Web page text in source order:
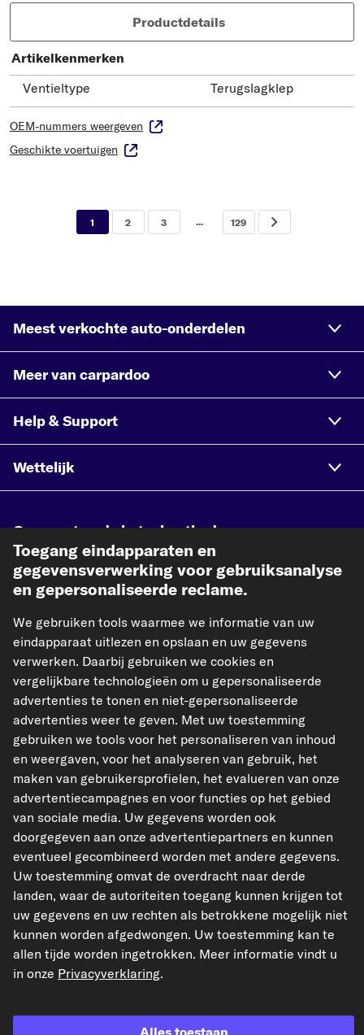
Productdetails
Artikelkenmerken
Ventieltype
Terugslagklep
OEM-nummers weergeven
Geschikte voertuigen
1 2 3 ... 129
Meest verkochte auto-onderdelen
Meer van carpardoo
Help & Support
Wettelijk
Geaccepteerde betaalmethodes
Betaling vooraf
Onze verzendpartner
kfzteile24.de kfzteile24.at
carpardoo.fr
carpardoo.dk
De hier gepresenteerde gegevens, met name de volledige database, mogen niet
worden gereproduceerd. Het is ten strengste verboden de gegevens en de
database te reproduceren en te verspreiden zonder voorafgaande toestemming
van TecAlliance en/of derden bij dergelijke activiteiten te betrekken. Elk
ongeoorloofd gebruik van de inhoud vormt een inbreuk op het auteursrecht en
kan leiden tot juridische stappen.
Contract herroepen
Toegang eindapparaten en
gegevensverwerking voor gebruiksanalyse
en gepersonaliseerde reclame.
We gebruiken tools waarmee we informatie van uw
eindapparaat uitlezen en opslaan en uw gegevens
verwerken. Daarbij gebruiken we cookies en
vergelijkbare technologieën om u gepersonaliseerde
advertenties te tonen en niet-gepersonaliseerde
advertenties weer te geven. Met uw toestemming
gebruiken we tools voor het personaliseren van inhoud
en weergaven, voor het analyseren van gebruik, het
maken van gebruikersprofielen, het evalueren van onze
advertentiecampagnes en voor functies op het gebied
van sociale media. Uw gegevens worden ook
doorgegeven aan onze advertentiepartners en kunnen
eventueel gecombineerd worden met andere gegevens.
Uw toestemming omvat de overdracht naar derde
landen, waar de autoriteiten toegang kunnen krijgen tot
uw gegevens en uw rechten als betrokkene mogelijk niet
kunnen worden afgedwongen. Uw toestemming kan te
allen tijde worden ingetrokken. Meer informatie vindt u
in onze Privacyverklaring.
Alles toestaan